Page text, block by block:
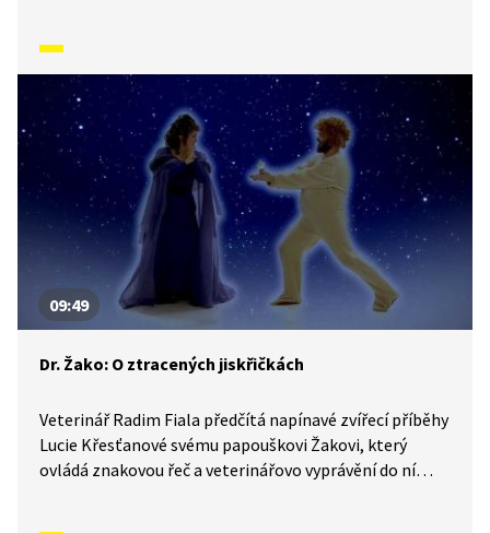
o Aničce Klapačce, holčičce, která slyšela zvuky, co
ostatní neslyší, a viděla různé věci tam, kde je ostatní
nevidí.
09:49
Dr. Žako: O ztracených jiskřičkách
Veterinář Radim Fiala předčítá napínavé zvířecí příběhy
Lucie Křesťanové svému papouškovi Žakovi, který
ovládá znakovou řeč a veterinářovo vyprávění do ní